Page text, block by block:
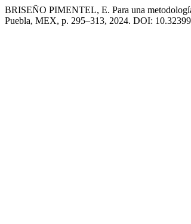
BRISEÑO PIMENTEL, E. Para una
Puebla, MEX, p. 295–313, 2024. DOI: